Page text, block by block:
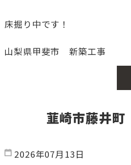
床掘り中です！
山梨県甲斐市 新築工事
韮崎市藤井
2026年07月13日